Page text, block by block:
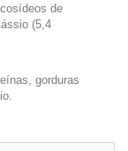
de
(5,4
gorduras